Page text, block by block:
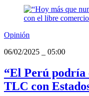
Opinión
06/02/2025
05:00
“El Perú podría
TLC con